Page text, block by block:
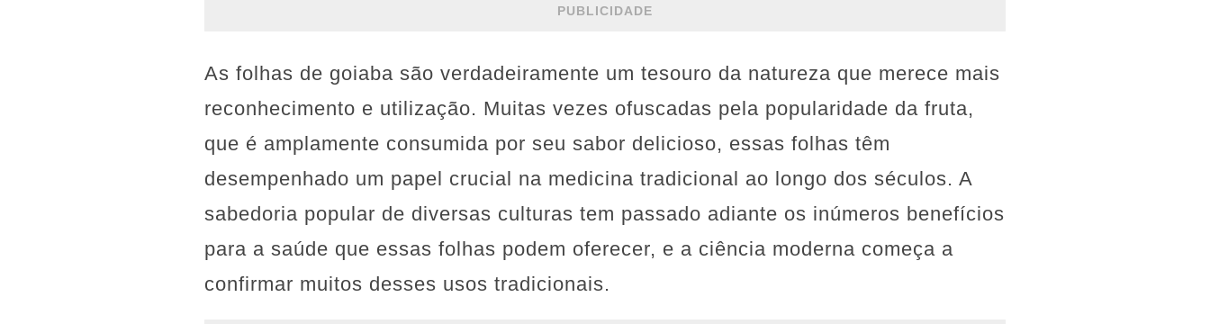
PUBLICIDADE
As folhas de goiaba são verdadeiramente um tesouro da natureza que merece mais
reconhecimento e utilização. Muitas vezes ofuscadas pela popularidade da fruta,
que é amplamente consumida por seu sabor delicioso, essas folhas têm
desempenhado um papel crucial na medicina tradicional ao longo dos séculos. A
sabedoria popular de diversas culturas tem passado adiante os inúmeros benefícios
para a saúde que essas folhas podem oferecer, e a ciência moderna começa a
confirmar muitos desses usos tradicionais.